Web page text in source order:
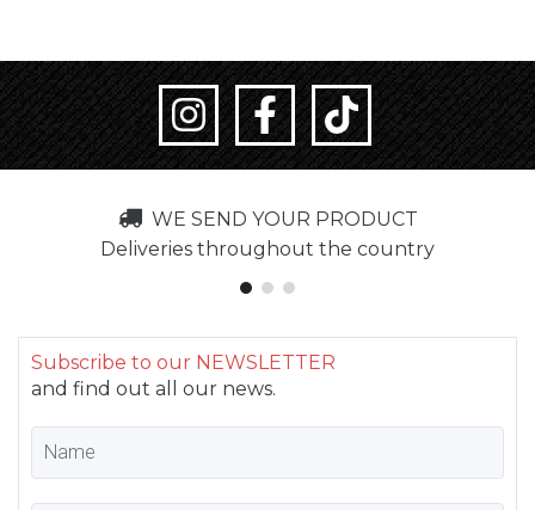
WE SEND YOUR PRODUCT
Deliveries throughout the country
Subscribe to our NEWSLETTER
and find out all our news.